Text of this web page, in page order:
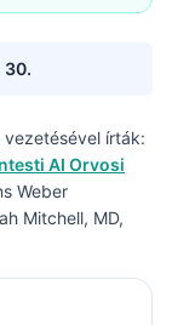
30.
írták:
AI Orvosi
Weber
Mitchell, MD,